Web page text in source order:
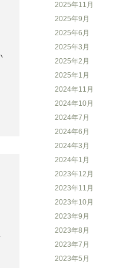
2025年11月
2025年9月
2025年6月
2025年3月
2025年2月
2025年1月
2024年11月
2024年10月
2024年7月
2024年6月
2024年3月
2024年1月
2023年12月
2023年11月
2023年10月
2023年9月
2023年8月
2023年7月
2023年5月